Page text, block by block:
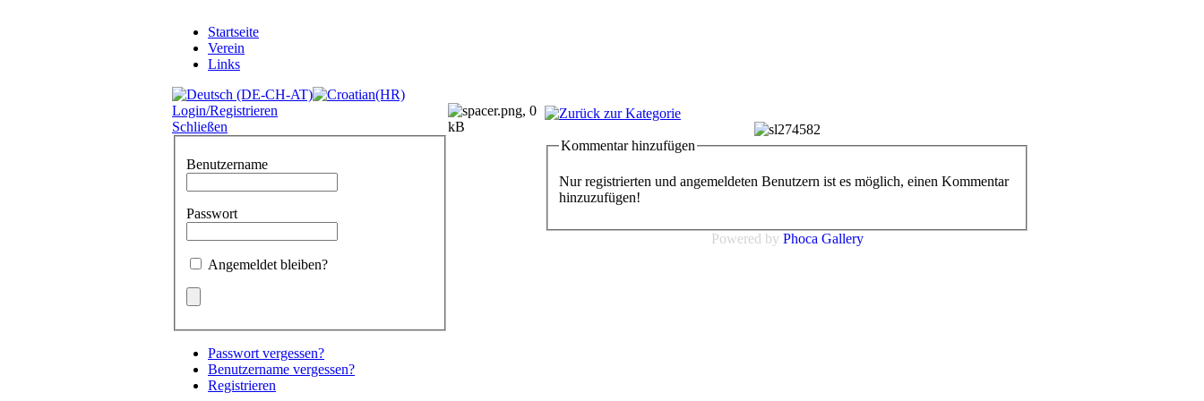
Startseite
Verein
Links
Login/Registrieren
Schließen
Benutzername
Passwort
Angemeldet bleiben?
Passwort vergessen?
Benutzername vergessen?
Registrieren
Kommentar hinzufügen
Nur registrierten und angemeldeten Benutzern ist es möglich, einen Kommentar
hinzuzufügen!
Powered by Phoca Gallery